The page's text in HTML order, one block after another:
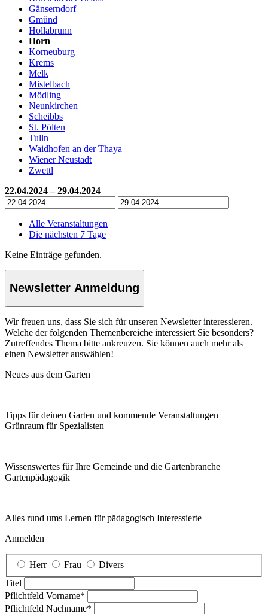
Gänserndorf
Gmünd
Hollabrunn
Horn
Korneuburg
Krems
Melk
Mistelbach
Mödling
Neunkirchen
Scheibbs
St. Pölten
Tulln
Waidhofen an der Thaya
Wiener Neustadt
Zwettl
22.04.2024 – 29.04.2024
Alle Veranstaltungen
Die nächsten 7 Tage
Keine Einträge gefunden.
Newsletter Anmeldung
Wir freuen uns, dass Sie sich für unseren Newsletter interessieren.
Welche der folgenden Themenbereiche interessiert Sie besonders?
Zutreffendes Thema bitte ankreuzen. Sie können auch mehr als
einen Newsletter auswählen!
Neues aus dem Garten
Tipps für deinen Garten und kommende Veranstaltungen
Grünraum für Spezialisten
Wissenswertes für Ihre Gemeinde und die Gartenbranche
Garten­pädagogik
Alles rund ums Lernen für pädagogisch Interessierte
Anmelden
Herr Frau
Divers
Titel
Pflichtfeld Vorname*
Pflichtfeld Nachname*